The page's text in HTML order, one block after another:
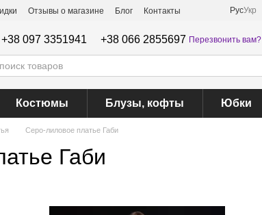
Отзывы о магазине Блог Контакты РусУкр
+38 097 3351941 +38 066 2855697 Перезвонить вам?
Костюмы Блузы, кофты Юбки
Серо-лиловое платье Габи
Габи